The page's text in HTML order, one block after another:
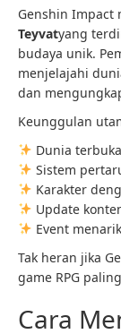
Genshin Impact
Teyvatyang
budaya unik.
menjelajahi
dan
Keunggulan
Dunia
Sistem
Karakter
Update
Event
Tak heran jika
game RPG
Cara